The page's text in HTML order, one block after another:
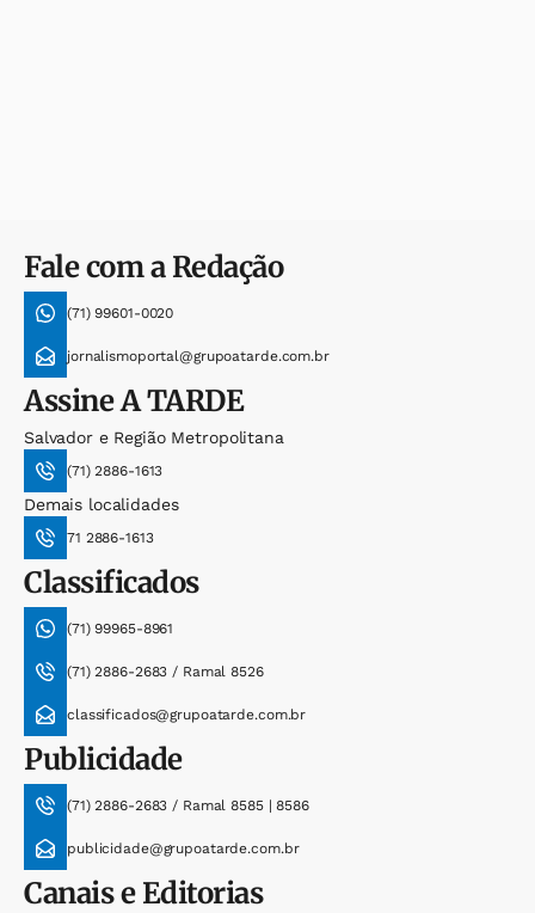
Fale com a Redação
(71) 99601-0020
jornalismoportal@grupoatarde.com.br
AssineA TARDE
Salvador e Região Metropolitana
(71) 2886-1613
Demais localidades
71 2886-1613
Classificados
(71) 99965-8961
(71) 2886-2683 / Ramal 8526
classificados@grupoatarde.com.br
Publicidade
(71) 2886-2683 / Ramal 8585 | 8586
publicidade@grupoatarde.com.br
Canais e Editorias